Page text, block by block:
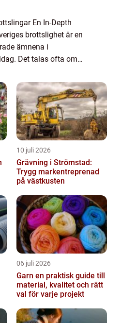
En In-Depth
brottslighet är en
ämnena i
Det talas ofta om
och vilka är de ...
10 juli 2026
Grävning i Strömstad:
Trygg markentreprenad
på västkusten
06 juli 2026
Garn en praktisk guide till
material, kvalitet och rätt
val för varje projekt